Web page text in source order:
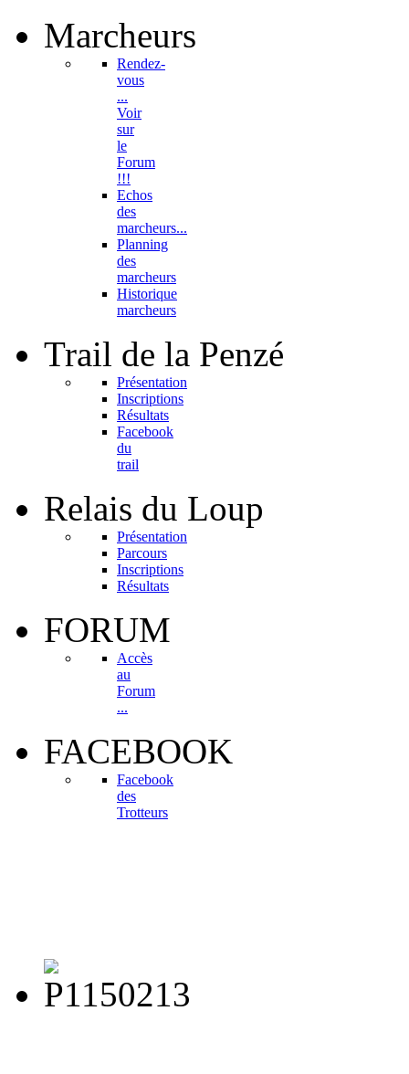
Marcheurs
Rendez-
vous
...
Voir
sur
le
Forum
!!!
Echos
des
marcheurs...
Planning
des
marcheurs
Historique
marcheurs
Trail de la Penzé
Présentation
Inscriptions
Résultats
Facebook
du
trail
Relais du Loup
Présentation
Parcours
Inscriptions
Résultats
FORUM
Accès
au
Forum
...
FACEBOOK
Facebook
des
Trotteurs